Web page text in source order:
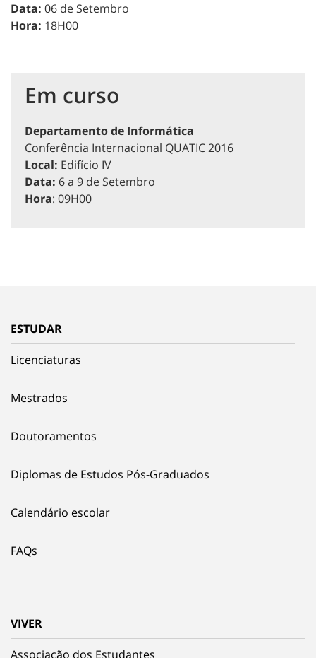
Data: 06 de Setembro
Hora: 18H00
Em curso
Departamento de Informática
Conferência Internacional QUATIC 2016
Local: Edifício IV
Data: 6 a 9 de Setembro
Hora: 09H00
ESTUDAR
Licenciaturas
Mestrados
Doutoramentos
Diplomas de Estudos Pós-Graduados
Calendário escolar
FAQs
VIVER
Associação dos Estudantes